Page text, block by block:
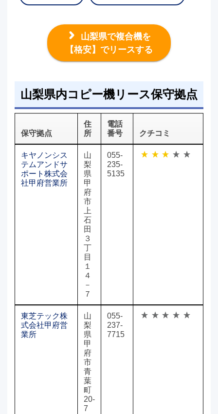
山梨県で複合機を
【格安】でリースする
山梨県内コピー機リース保守拠点
保守拠点
住
所
電話
番号
クチコミ
キヤノンシス
テムアンドサ
ポート株式会
社甲府営業所
山
梨
県
甲
府
市
上
石
田
３
丁
目
１
４
－
７
055-
235-
5135
東芝テック株
式会社甲府営
業所
山
梨
県
甲
府
市
青
葉
町
20-
7
055-
237-
7715